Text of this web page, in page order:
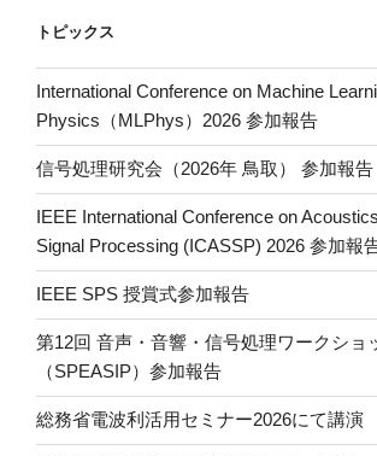
ン
トピックス
International Conference on Machine
Physics（MLPhys）2026 参加報告
信号処理研究会（2026年 鳥取） 参加報告
IEEE International Conference on
Signal Processing (ICASSP) 2026 参加報
IEEE SPS 授賞式参加報告
第12回 音声・音響・信号処理ワークショ
（SPEASIP）参加報告
総務省電波利活用セミナー2026にて講演